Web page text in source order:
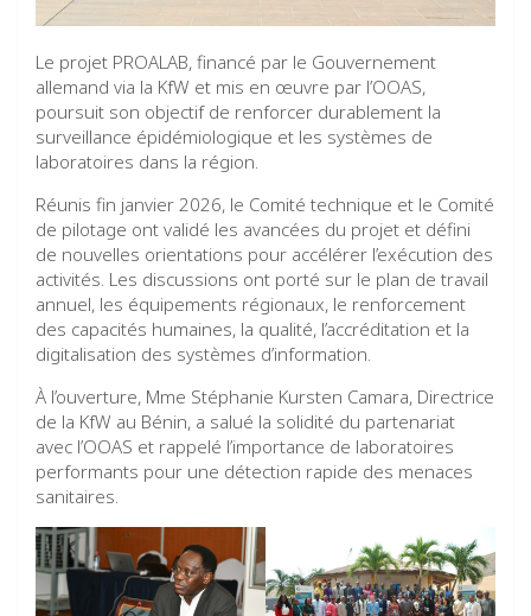
Le projet PROALAB, financé par le Gouvernement
allemand via la KfW et mis en œuvre par l’OOAS,
poursuit son objectif de renforcer durablement la
surveillance épidémiologique et les systèmes de
laboratoires dans la région.
Réunis fin janvier 2026, le Comité technique et le Comité
de pilotage ont validé les avancées du projet et défini
de nouvelles orientations pour accélérer l’exécution des
activités. Les discussions ont porté sur le plan de travail
annuel, les équipements régionaux, le renforcement
des capacités humaines, la qualité, l’accréditation et la
digitalisation des systèmes d’information.
À l’ouverture, Mme Stéphanie Kursten Camara, Directrice
de la KfW au Bénin, a salué la solidité du partenariat
avec l’OOAS et rappelé l’importance de laboratoires
performants pour une détection rapide des menaces
sanitaires.